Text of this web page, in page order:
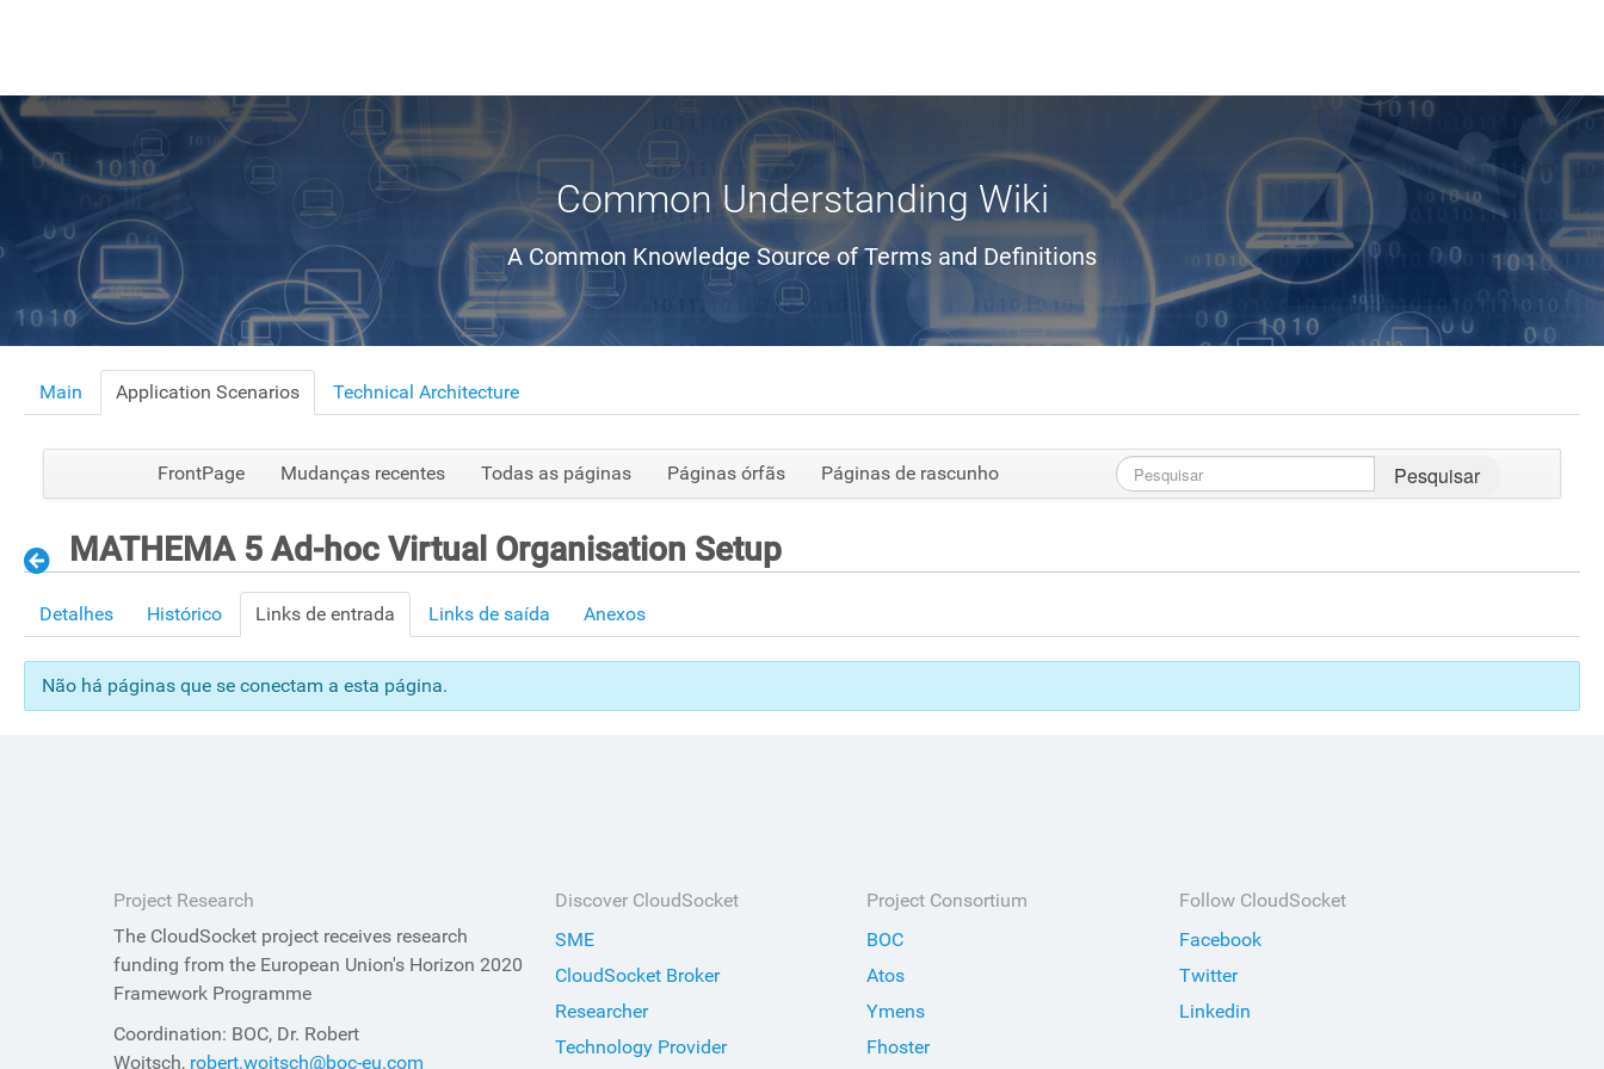
Common Understanding Wiki
A Common Knowledge Source of Terms and Definitions
Main Application Scenarios Technical Architecture
FrontPage Mudanças recentes Todas as páginas Páginas órfãs Páginas de rascunho Pesquisar
MATHEMA 5 Ad-hoc Virtual Organisation Setup
Detalhes Histórico Links de entrada Links de saída Anexos
Não há páginas que se conectam a esta página.
Project Research
The CloudSocket project receives research
funding from the European Union's Horizon 2020
Framework Programme
Coordination: BOC, Dr. Robert
Woitsch, robert.woitsch@boc-eu.com
Discover CloudSocket
SME
CloudSocket Broker
Researcher
Technology Provider
Project Consortium
BOC
Atos
Ymens
Fhoster
Follow CloudSocket
Facebook
Twitter
Linkedin